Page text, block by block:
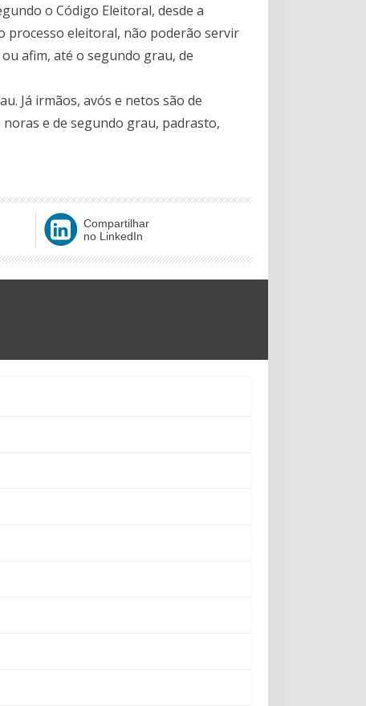
o Código Eleitoral, desde a
processo eleitoral, não poderão servir
afim, até o segundo grau, de
Já irmãos, avós e netos são de
e de segundo grau, padrasto,
Compartilhar
no LinkedIn